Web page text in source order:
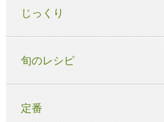
じっくり
旬のレシピ
定番